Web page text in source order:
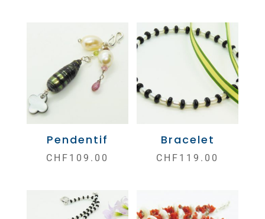
Pendentif
CHF 109.00
Bracelet
CHF 119.00